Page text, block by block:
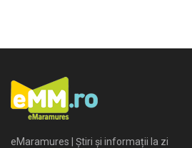
eMaramures | Știri și informații la zi